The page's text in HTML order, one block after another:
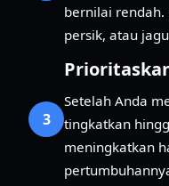
bernilai rendah.
persik, atau
3
Setelah Anda
tingkatkan
meningkatkan